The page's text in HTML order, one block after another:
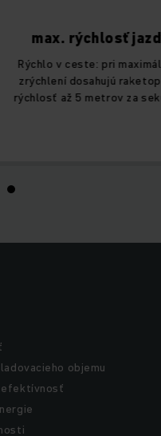
rýchlosť jazdy
v ceste: pri maximálnom
dosahujú raketoplány
až 5 metrov za sekundu.
objemu
efektívnosť